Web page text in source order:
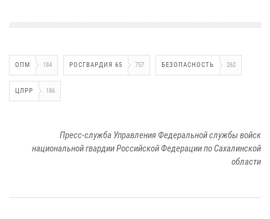
ОПМ 184 РОСГВАРДИЯ 65 757 БЕЗОПАСНОСТЬ 262
ЦЛРР 186
Пресс-служба Управления Федеральной службы войск
национальной гвардии Российской Федерации по Сахалинской
области